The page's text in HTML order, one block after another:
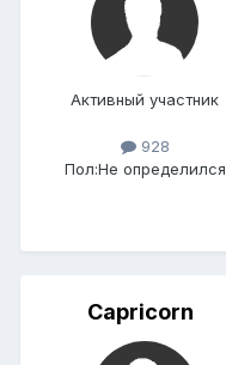
Активный участник
928
Пол:Не определился
Capricorn